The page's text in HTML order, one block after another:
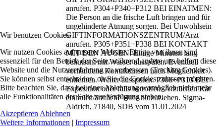
anrufen. P304+P340+P312 BEI EINATMEN:
Die Person an die frische Luft bringen und für
ungehinderte Atmung sorgen. Bei Unwohlsein
GIFTINFORMATIONSZENTRUM/Arzt
anrufen. P305+P351+P338 BEI KONTAKT
MIT DEN AUGEN: Einige Minuten lang
behutsam mit Wasser ausspülen. Eventuell
vorhandene Kontaktlinsen nach Möglichkeit
entfernen. Weiter ausspülen. P308+P313 BEI
Exposition oder falls betroffen: Ärztlichen Rat
einholen/ärztliche Hilfe hinzuziehen. Sigma-
Aldrich, 71840, SDB vom 11.01.2024
Wir benutzen Cookies
Wir nutzen Cookies auf unserer Website. Einige von ihnen sind
essenziell für den Betrieb der Seite, während andere uns helfen, diese
Website und die Nutzererfahrung zu verbessern (Tracking Cookies).
Sie können selbst entscheiden, ob Sie die Cookies zulassen möchten.
Bitte beachten Sie, dass bei einer Ablehnung womöglich nicht mehr
alle Funktionalitäten der Seite zur Verfügung stehen.
Akzeptieren Ablehnen
Weitere Informationen | Impressum